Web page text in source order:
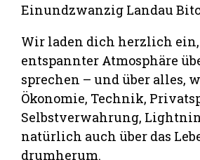
Einundzwanzig Landau
Wir laden dich herzlich
entspannter Atmosphäre
sprechen – und über alles,
Ökonomie, Technik,
Selbstverwahrung,
natürlich auch über das
drumherum.